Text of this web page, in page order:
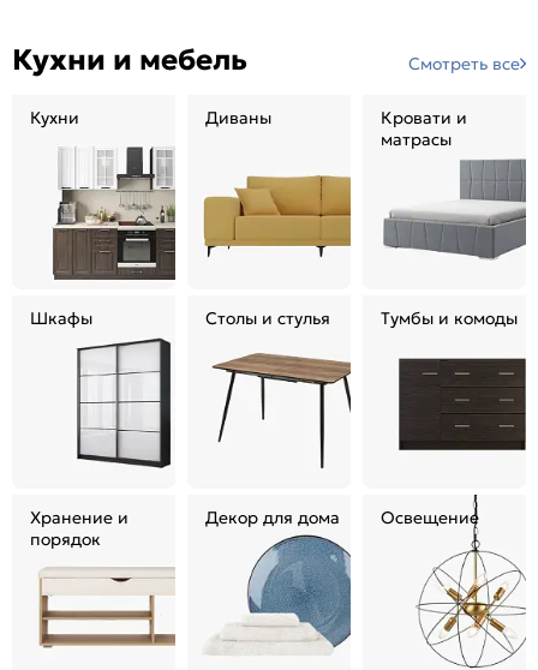
Кухни и мебель Смотреть все
Кухни Диваны
Кровати и
матрасы
Шкафы Столы и стулья Тумбы и комоды
Хранение и
порядок
Декор для дома Освещение